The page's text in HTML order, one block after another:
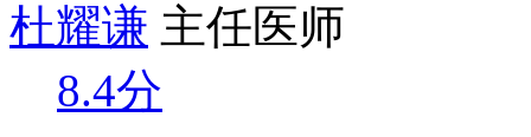
杜耀谦 主任医师
8.4分